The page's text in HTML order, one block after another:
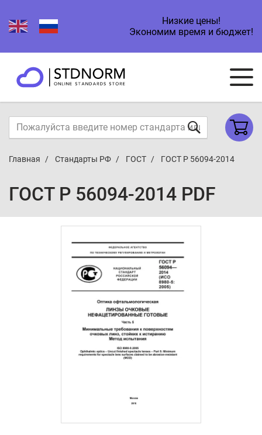
Низкие цены!
Экономим время и бюджет!
Главная Стандарты РФ ГОСТ ГОСТ Р 56094-2014
ГОСТ Р 56094-2014 PDF